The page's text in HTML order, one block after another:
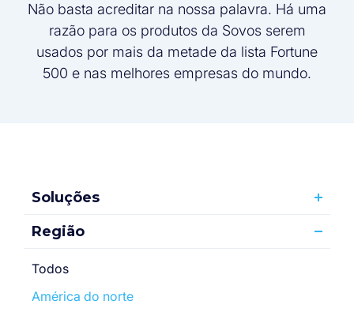
Não basta acreditar na nossa palavra. Há uma
razão para os produtos da Sovos serem
usados por mais da metade da lista Fortune
500 e nas melhores empresas do mundo.
Soluções
Região
Todos
América do norte